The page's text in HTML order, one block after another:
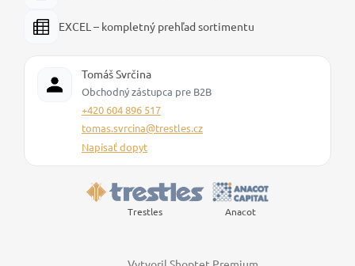
EXCEL – kompletný prehľad sortimentu
Tomáš Svrčina
Obchodný zástupca pre B2B
+420 604 896 517
tomas.svrcina@trestles.cz
Napísať dopyt
Trestles Anacot
Vytvoril Shoptet Premium